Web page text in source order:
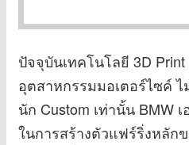
ปัจจุบันเทคโนโลยี 3D
อุตสาหกรรมมอเตอร์ไซค์
นัก Custom เท่านั้น BMW
ในการสร้างตัวแฟร์ริ่งหลัก